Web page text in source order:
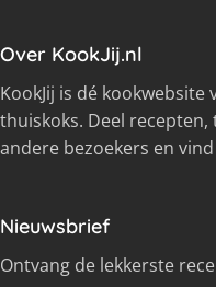
Over KookJij.nl
KookJij is dé
thuiskoks. Deel
andere bezoekers en
Nieuwsbrief
Ontvang de lekkerste